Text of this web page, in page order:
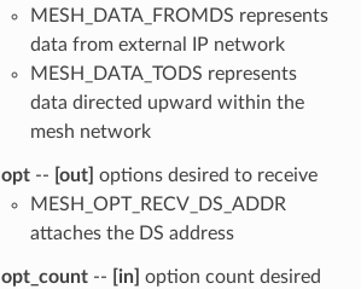
MESH_DATA_FROMDS represents
data from external IP network
MESH_DATA_TODS represents
data directed upward within the
mesh network
opt-- [out] options desired to receive
MESH_OPT_RECV_DS_ADDR
attaches the DS address
opt_count-- [in] option count desired